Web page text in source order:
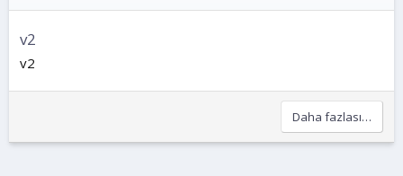
v2
v2
Daha fazlası…